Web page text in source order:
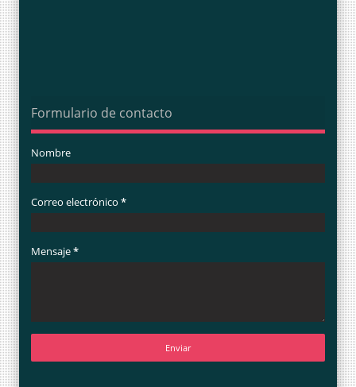
Formulario de contacto
Nombre
Correo electrónico *
Mensaje*